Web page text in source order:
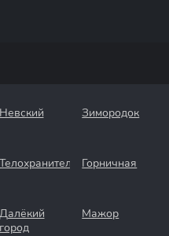
Невский Зимородок
Телохранители Горничная
Далёкий
город
Мажор